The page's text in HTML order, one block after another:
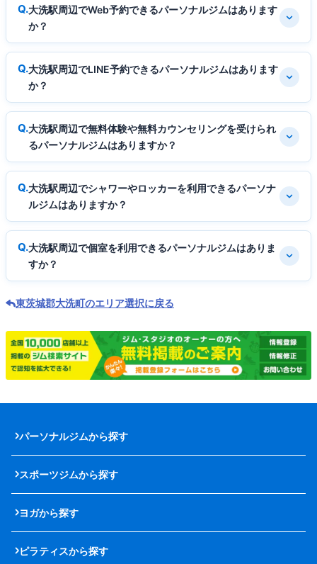
大洗駅周辺でWeb予約できるパーソナルジムはあります
か？
大洗駅周辺でLINE予約できるパーソナルジムはあります
か？
大洗駅周辺で無料体験や無料カウンセリングを受けられ
るパーソナルジムはありますか？
大洗駅周辺でシャワーやロッカーを利用できるパーソナ
ルジムはありますか？
大洗駅周辺で個室を利用できるパーソナルジムはありま
すか？
東茨城郡大洗町のエリア選択に戻る
パーソナルジムから探す
スポーツジムから探す
ヨガから探す
ピラティスから探す